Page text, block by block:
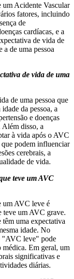
um Acidente Vascular
fatores, incluindo
de
cardíacas, e a
de vida de
de uma pessoa
de vida de uma
de uma pessoa que
da pessoa, a
e doenças
Além disso, a
à vida após o AVC
podem influenciar
cerebrais, a
de vida.
teve um AVC
um AVC leve é
teve um AVC grave.
uma expectativa
idade. No
"AVC leve" pode
médica. Em geral, um
significativas e
diárias.